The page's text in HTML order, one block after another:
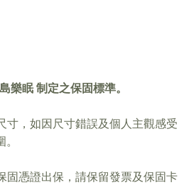
樂眠 制定之保固標準。
寸，如因尺寸錯誤及個人主觀感受
固憑證出保，請保留發票及保固卡